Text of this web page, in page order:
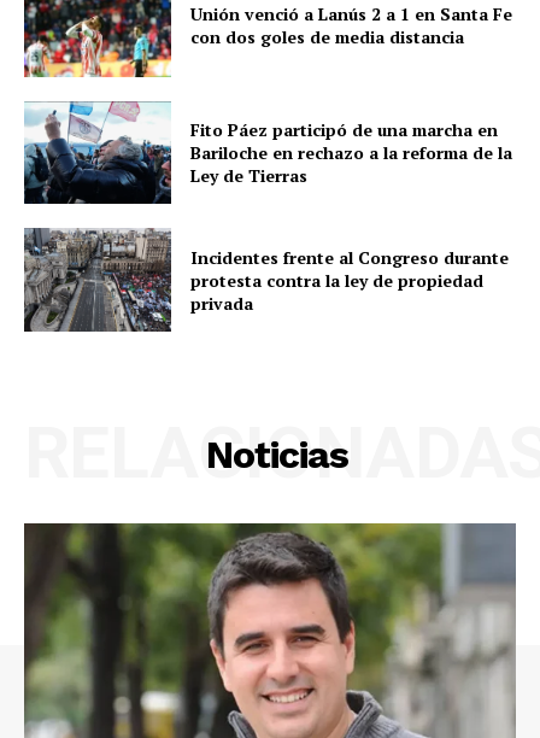
Unión venció a Lanús 2 a 1 en Santa Fe
con dos goles de media distancia
Fito Páez participó de una marcha en
Bariloche en rechazo a la reforma de la
Ley de Tierras
Incidentes frente al Congreso durante
protesta contra la ley de propiedad
privada
Noticias